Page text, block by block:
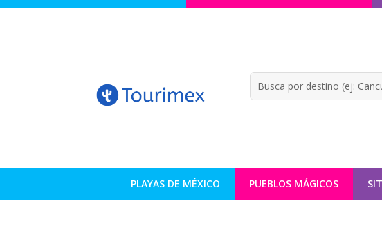
PLAYAS DE MÉXICO PUEBLOS MÁGICOS